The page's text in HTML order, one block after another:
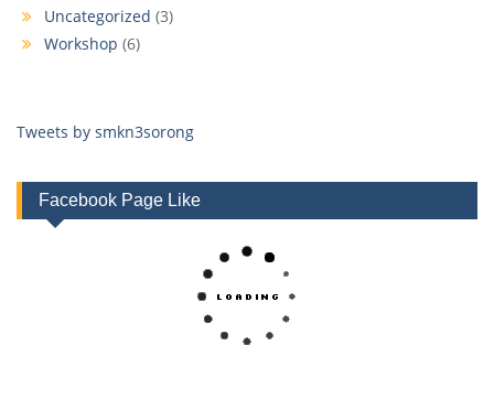
Uncategorized (3)
Workshop (6)
Tweets by smkn3sorong
Facebook Page Like